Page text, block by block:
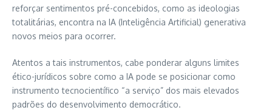
reforçar sentimentos pré-concebidos, como as ideologias
totalitárias, encontra na IA (Inteligência Artificial) generativa
novos meios para ocorrer.
Atentos a tais instrumentos, cabe ponderar alguns limites
ético-jurídicos sobre como a IA pode se posicionar como
instrumento tecnocientífico “a serviço” dos mais elevados
padrões do desenvolvimento democrático.